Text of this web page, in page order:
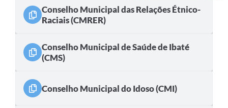
Conselho Municipal das Relações Étnico-
Raciais (CMRER)
Conselho Municipal de Saúde de Ibaté
(CMS)
Conselho Municipal do Idoso (CMI)